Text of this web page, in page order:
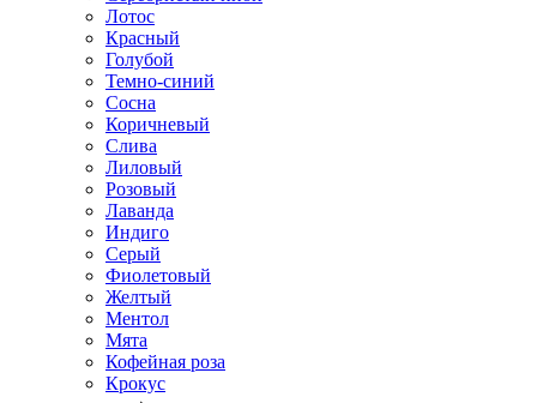
Лотос
Красный
Голубой
Темно-синий
Сосна
Коричневый
Слива
Лиловый
Розовый
Лаванда
Индиго
Серый
Фиолетовый
Желтый
Ментол
Мята
Кофейная роза
Крокус